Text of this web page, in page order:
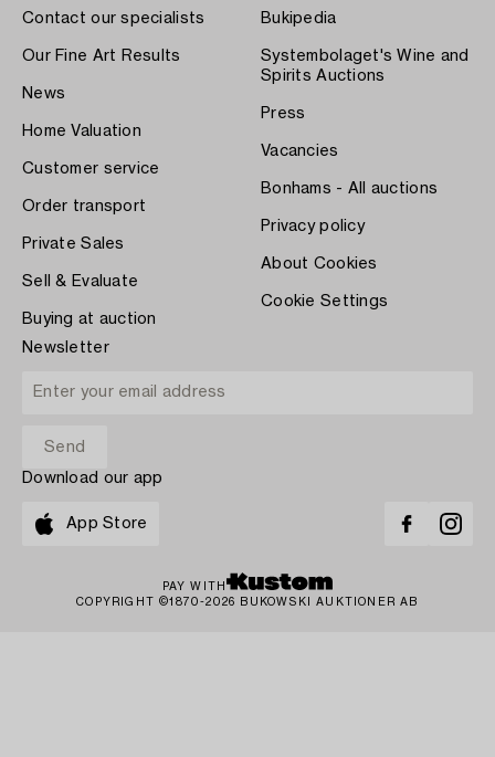
Contact our specialists
Our Fine Art Results
News
Home Valuation
Customer service
Order transport
Private Sales
Sell & Evaluate
Buying at auction
Bukipedia
Systembolaget's Wine and
Spirits Auctions
Press
Vacancies
Bonhams - All auctions
Privacy policy
About Cookies
Cookie Settings
Newsletter
Download our app
App Store
PAY WITH
COPYRIGHT ©1870-2026 BUKOWSKI AUKTIONER AB